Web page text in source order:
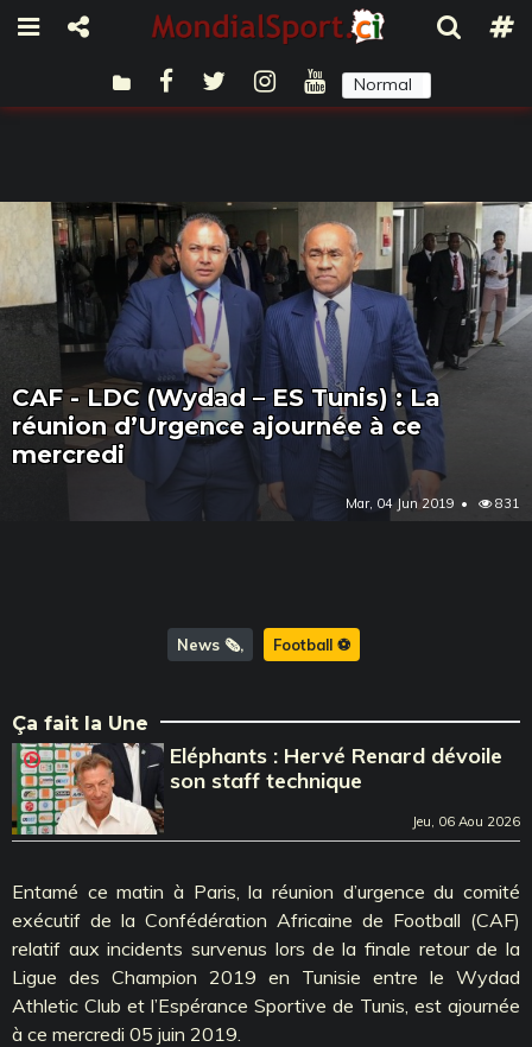
Normal
CAF - LDC (Wydad – ES Tunis) : La
réunion d’Urgence ajournée à ce
mercredi
Mar, 04 Jun 2019 831
News 🗞️ Football ⚽️
Ça fait la Une
Eléphants : Hervé Renard dévoile
son staff technique
Jeu, 06 Aou 2026
Entamé ce matin à Paris, la réunion d’urgence du comité
exécutif de la Confédération Africaine de Football (CAF)
relatif aux incidents survenus lors de la finale retour de la
Ligue des Champion 2019 en Tunisie entre le Wydad
Athletic Club et l’Espérance Sportive de Tunis, est ajournée
à ce mercredi 05 juin 2019.